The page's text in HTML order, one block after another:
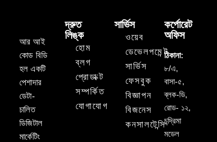
আর আই
কোড বিডি
হল একটি
পেশাদার
ডেটা-
চালিত
ডিজিটাল
মার্কেটিং
দ্রুত
লিঙ্ক
হোম
ব্লগ
প্রোডাক্ট
সম্পর্কিত
যোগাযোগ
সার্ভিস
ওয়েব
ডেভেলপমেন্ট
সার্ভিস
ফেসবুক
বিজ্ঞাপন
বিজনেস
কনসালটেন্সি
কর্পোরেট
অফিস
ঠিকানা:
৮/এ,
বাসা-৫,
ব্লক-ডি,
রোড- ১২,
চন্দ্রিমা
মডেল